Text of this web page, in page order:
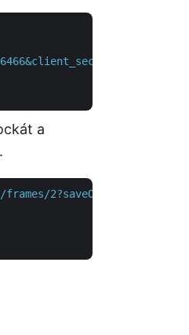
a
2?saveOtherFrames=true"